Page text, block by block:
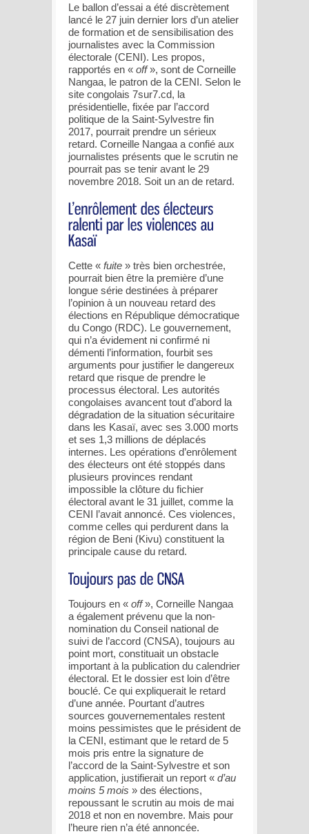
Le ballon d’essai a été discrètement
lancé le 27 juin dernier lors d’un atelier
de formation et de sensibilisation des
journalistes avec la Commission
électorale (CENI). Les propos,
rapportés en « off», sont de Corneille
Nangaa, le patron de la CENI. Selon le
site congolais 7sur7.cd, la
présidentielle, fixée par l’accord
politique de la Saint-Sylvestre fin
2017, pourrait prendre un sérieux
retard. Corneille Nangaa a confié aux
journalistes présents que le scrutin ne
pourrait pas se tenir avant le 29
novembre 2018. Soit un an de retard.
Cette « fuite » très bien orchestrée,
pourrait bien être la première d’une
longue série destinées à préparer
l’opinion à un nouveau retard des
élections en République démocratique
du Congo (RDC). Le gouvernement,
qui n’a évidement ni confirmé ni
démenti l’information, fourbit ses
arguments pour justifier le dangereux
retard que risque de prendre le
processus électoral. Les autorités
congolaises avancent tout d’abord la
dégradation de la situation sécuritaire
dans les Kasaï, avec ses 3.000 morts
et ses 1,3 millions de déplacés
internes. Les opérations d’enrôlement
des électeurs ont été stoppés dans
plusieurs provinces rendant
impossible la clôture du fichier
électoral avant le 31 juillet, comme la
CENI l’avait annoncé. Ces violences,
comme celles qui perdurent dans la
région de Beni (Kivu) constituent la
principale cause du retard.
Toujours en « off», Corneille Nangaa
a également prévenu que la non-
nomination du Conseil national de
suivi de l’accord (CNSA), toujours au
point mort, constituait un obstacle
important à la publication du calendrier
électoral. Et le dossier est loin d’être
bouclé. Ce qui expliquerait le retard
d’une année. Pourtant d’autres
sources gouvernementales restent
moins pessimistes que le président de
la CENI, estimant que le retard de 5
mois pris entre la signature de
l’accord de la Saint-Sylvestre et son
application, justifierait un report « d’au
moins 5 mois » des élections,
repoussant le scrutin au mois de mai
2018 et non en novembre. Mais pour
l’heure rien n’a été annoncée.